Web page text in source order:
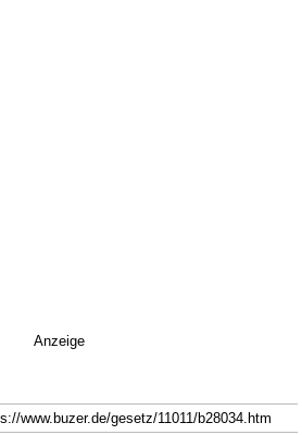
Anzeige
www.buzer.de/gesetz/11011/b28034.htm